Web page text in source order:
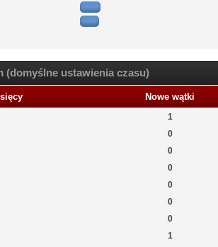
(domyślne ustawienia czasu)
Nowe wątki
1
0
0
0
0
0
0
1